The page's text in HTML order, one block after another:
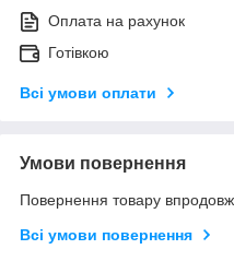
Оплата на рахунок
Готівкою
Всі умови оплати
Умови повернення
Повернення товару
Всі умови повернення